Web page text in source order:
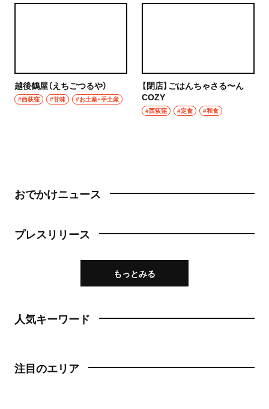
越後鶴屋（えちごつるや）
#西荻窪 #甘味 #お土産・手土産
【閉店】ごはんちゃさる〜ん
COZY
#西荻窪 #定食 #和食
おでかけニュース
プレスリリース
もっとみる
人気キーワード
注目のエリア